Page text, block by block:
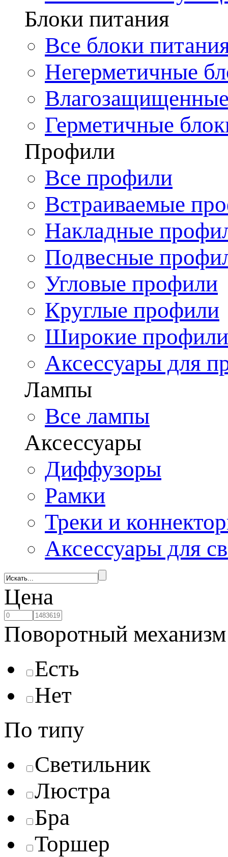
Блоки питания
Все блоки
Негерметичные
Герметичные
Профили
Все профили
Встраиваемые
Накладные
Подвесные
Угловые профили
Круглые профили
Широкие профили
Аксессуары для
Лампы
Все лампы
Аксессуары
Диффузоры
Рамки
Треки и
Аксессуары для
Цена
Поворотный механизм
Есть
Нет
По типу
Светильник
Люстра
Бра
Торшер